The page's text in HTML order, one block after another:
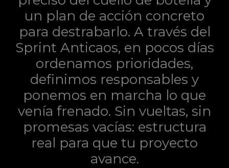
un plan de acción concreto
para destrabarlo. A través del
Sprint Anticaos, en pocos días
ordenamos prioridades,
definimos responsables y
ponemos en marcha lo que
venía frenado. Sin vueltas, sin
promesas vacías: estructura
real para que tu proyecto
avance.